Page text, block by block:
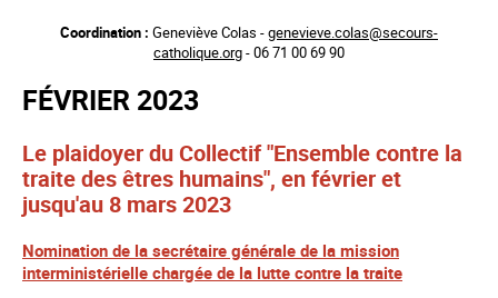
principal
Coordination : Geneviève Colas -genevieve.colas@secours-
catholique.org- 06 71 00 69 90
FÉVRIER 2023
Le plaidoyer du Collectif "Ensemble contre la
traite des êtres humains", en février et
jusqu'au 8 mars 2023
Nomination de la secrétaire générale de la mission
interministérielle chargée de la lutte contre la traite